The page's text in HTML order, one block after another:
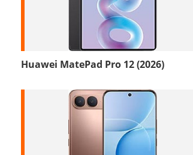
Huawei MatePad Pro 12 (2026)